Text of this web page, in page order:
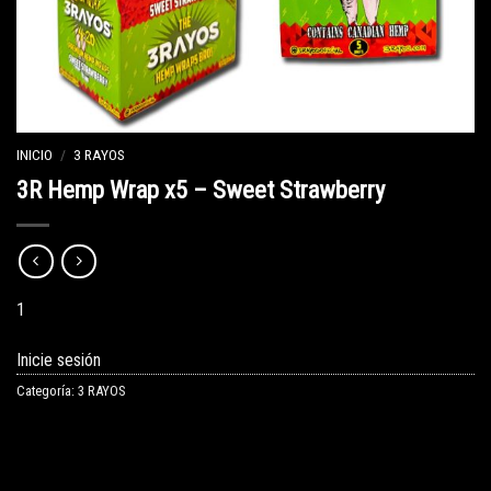
INICIO / 3 RAYOS
3R Hemp Wrap x5 – Sweet Strawberry
1
Inicie sesión
Categoría: 3 RAYOS